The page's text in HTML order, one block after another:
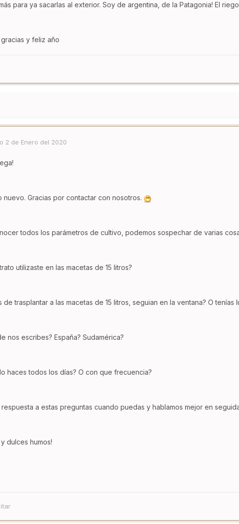
para ya sacarlas al exterior. Soy de argentina, de la Patagonia! El
y feliz año
2 de Enero del 2020
nuevo. Gracias por contactar con nosotros.
todos los parámetros de cultivo, podemos sospechar de varias
utilizaste en las macetas de 15 litros?
de trasplantar a las macetas de 15 litros, seguian en la ventana? O tenías
nos escribes? España? Sudamérica?
haces todos los días? O con que frecuencia?
respuesta a estas preguntas cuando puedas y hablamos mejor en
dulces humos!